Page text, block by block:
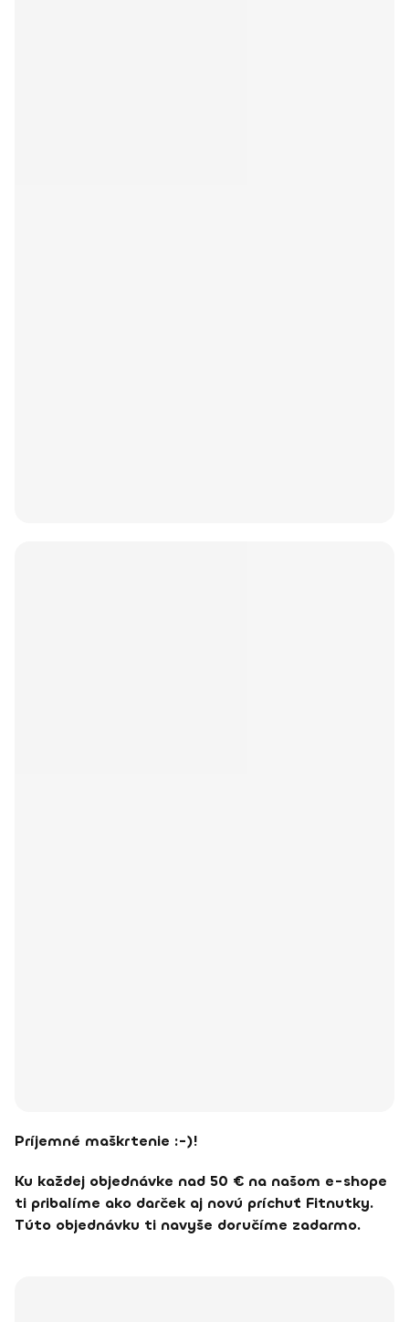
Príjemné maškrtenie :-)!
Ku každej objednávke nad 50 € na našom e-shope
ti pribalíme ako darček aj novú príchuť Fitnutky.
Túto objednávku ti navyše doručíme zadarmo.